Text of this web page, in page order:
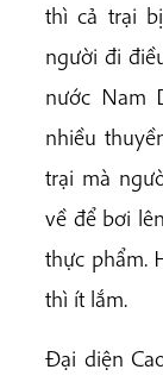
thì cả trại
người đi
nước Nam
nhiều
trại mà
về để bơi
thực phẩm.
thì ít lắm.
Đại diện